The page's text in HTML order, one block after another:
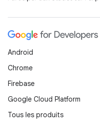
Android
Chrome
Firebase
Google Cloud Platform
Tous les produits